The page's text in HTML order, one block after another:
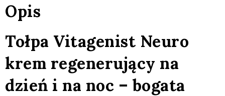
Opis
Tołpa Vitagenist Neuro
krem regenerujący na
dzień i na noc – bogata